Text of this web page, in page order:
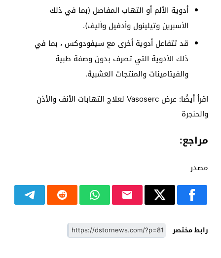
أدوية الألم أو التهاب المفاصل (بما في ذلك
الأسبرين وتيلينول وأدفيل وأليف).
قد تتفاعل أدوية أخرى مع سيفودوكس ، بما في
ذلك الأدوية التي تصرف بدون وصفة طبية
والفيتامينات والمنتجات العشبية.
اقرأ أيضًا: عرض Vasoserc لعلاج التهابات الأنف والأذن
والحنجرة
مراجع:
مصدر
رابط مختصر